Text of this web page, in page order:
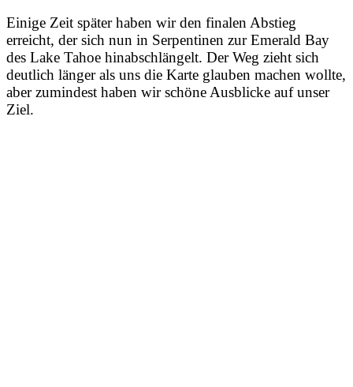
Einige Zeit später haben wir den finalen Abstieg
erreicht, der sich nun in Serpentinen zur Emerald Bay
des Lake Tahoe hinabschlängelt. Der Weg zieht sich
deutlich länger als uns die Karte glauben machen wollte,
aber zumindest haben wir schöne Ausblicke auf unser
Ziel.